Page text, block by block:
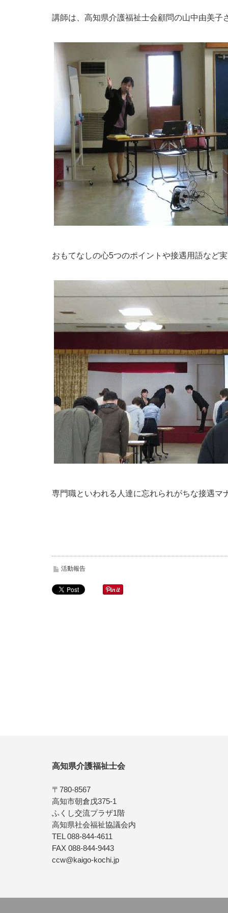
講師は、高知県介護福祉士会顧問の山中由美子
おもてなしの心5つのポイントや接遇用語など
専門職といわれる人達に忘れられがちな接遇
活動報告
高知県介護福祉士会
〒780-8567
高知市朝倉戊375-1
ふくし交流プラザ1階
高知県社会福祉協議会内
TEL 088-844-4611
FAX 088-844-9443
ccw@kaigo-kochi.jp